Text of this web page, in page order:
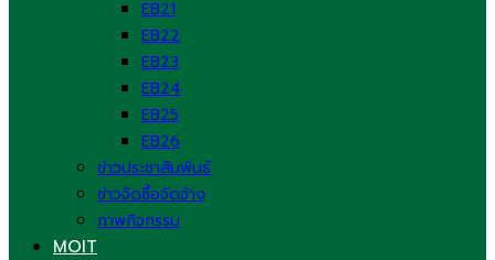
EB21
EB22
EB23
EB24
EB25
EB26
ข่าวประชาสัมพันธ์
ข่าวจัดซื้อจัดจ้าง
ภาพกิจกรรม
MOIT